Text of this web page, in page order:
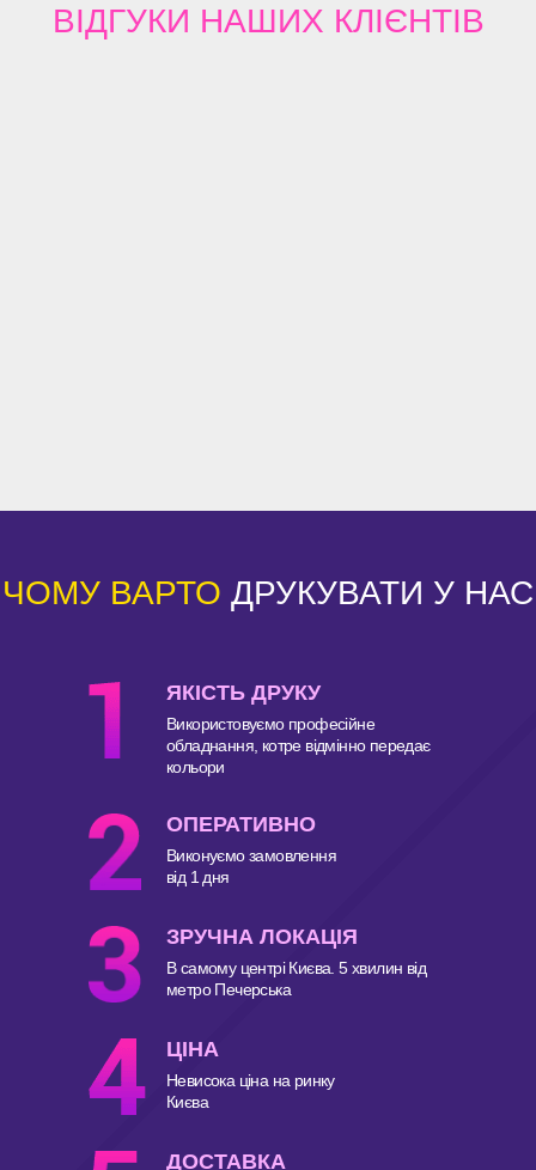
ВІДГУКИ НАШИХ КЛІЄНТІВ
ЧОМУ ВАРТО ДРУКУВАТИ У НАС
ЯКІСТЬ ДРУКУ
Використовуємо професійне
обладнання, котре відмінно передає
кольори
ОПЕРАТИВНО
Виконуємо замовлення
від 1 дня
ЗРУЧНА ЛОКАЦІЯ
В самому центрі Києва. 5 хвилин від
метро Печерська
ЦІНА
Невисока ціна на ринку
Києва
ДОСТАВКА